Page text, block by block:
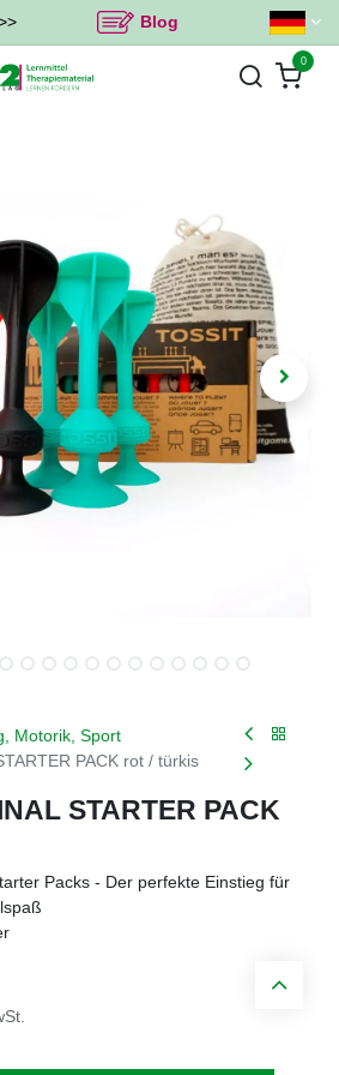
Blog
0
Motorik, Sport
PACK rot / türkis
STARTER PACK
Packs - Der perfekte Einstieg für